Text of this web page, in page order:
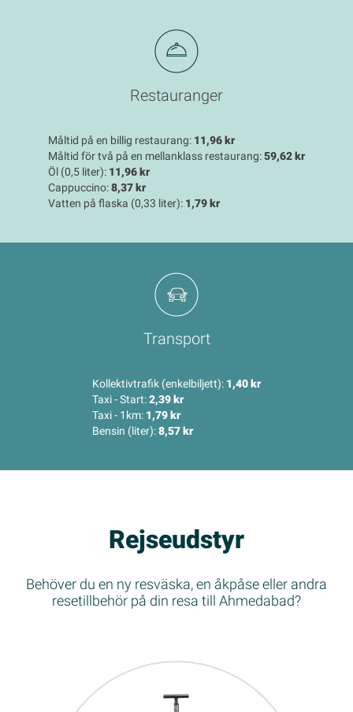
Restauranger
Måltid på en billig restaurang: 11,96 kr
Måltid för två på en mellanklass restaurang:59,62 kr
Öl (0,5 liter): 11,96 kr
Cappuccino:8,37 kr
Vatten på flaska (0,33 liter): 1,79 kr
Transport
Kollektivtrafik (enkelbiljett): 1,40 kr
Taxi - Start:2,39 kr
Taxi - 1km: 1,79 kr
Bensin (liter):8,57 kr
Rejseudstyr
Behöver du en ny resväska, en åkpåse eller andra
resetillbehör på din resa till Ahmedabad?